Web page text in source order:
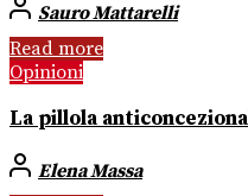
Sauro Mattarelli
Read more
Opinioni
La pillola
Elena Massa